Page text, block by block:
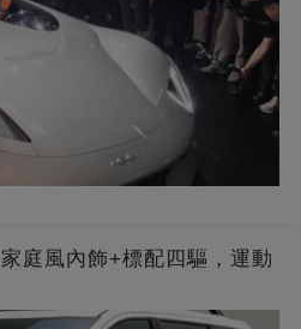
庭風內飾+標配四驅，運動